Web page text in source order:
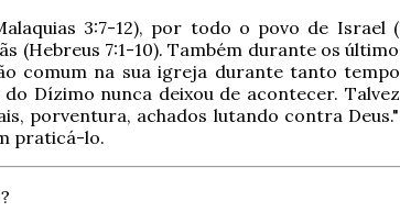
3:7-12), por todo o povo de Israel
(Hebreus 7:1-10). Também durante os
comum na sua igreja durante tanto
Dízimo nunca deixou de acontecer.
porventura, achados lutando contra Deus."
praticá-lo.